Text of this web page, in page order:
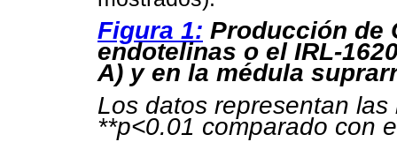
Figura 1: Producción de
endotelinas o el IRL-
A) y en la médula
Los datos representan
**p<0.01 comparado con